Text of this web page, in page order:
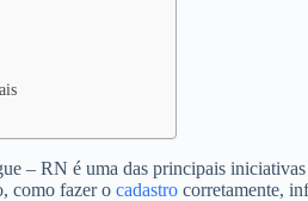
– RN é uma das principais
como fazer o cadastro corretamente,